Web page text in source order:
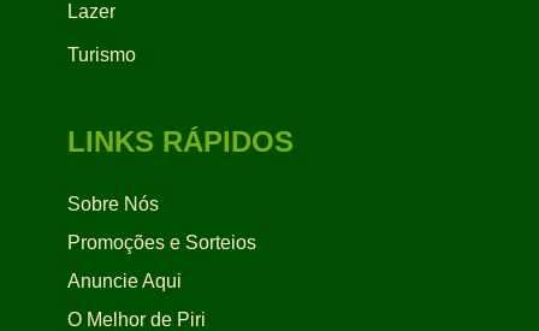
Lazer
Turismo
LINKS RÁPIDOS
Sobre Nós
Promoções e Sorteios
Anuncie Aqui
O Melhor de Piri